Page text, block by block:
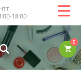
пт
18:00
0